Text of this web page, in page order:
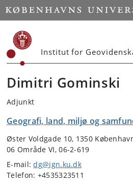
Start
Institut for
Dimitri Gominski
Adjunkt
Geografi, land, miljø og
Øster Voldgade 10, 1350
06 Område VI, 06-2-619
E-mail:dg@ign.ku.dk
Telefon: +4535323511